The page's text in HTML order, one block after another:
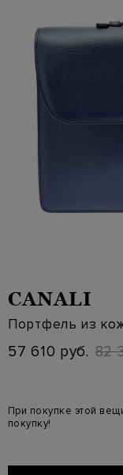
CANALI
Портфель из
57 610 руб. 82
При покупке этой
покупку!